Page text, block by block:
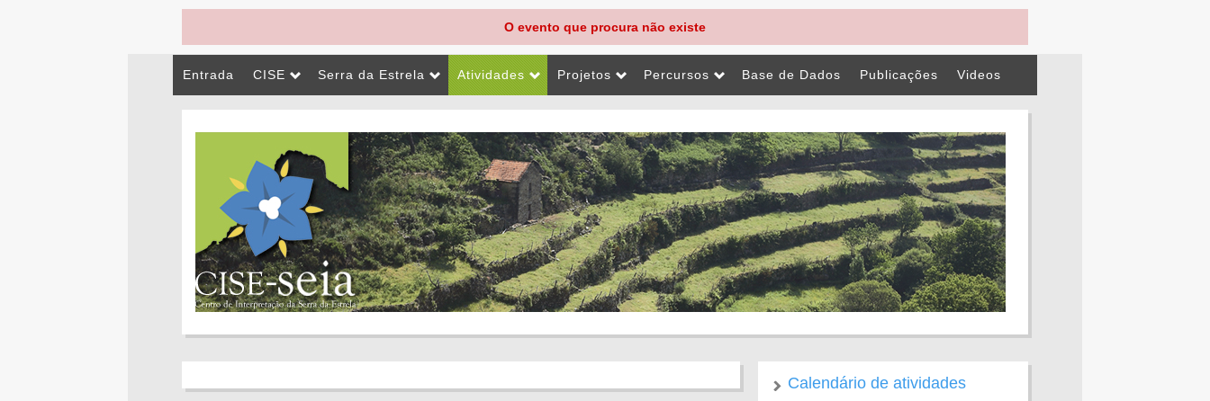
O evento que procura não existe
Entrada CISE Serra da Estrela Atividades Projetos Percursos Base de Dados Publicações Videos
Calendário de atividades